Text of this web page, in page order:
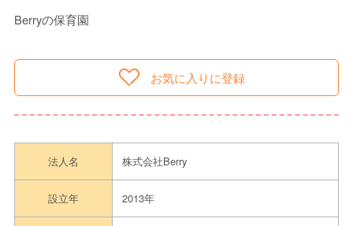
Berryの保育園
お気に入りに登録
法人名 株式会社Berry
設立年 2013年